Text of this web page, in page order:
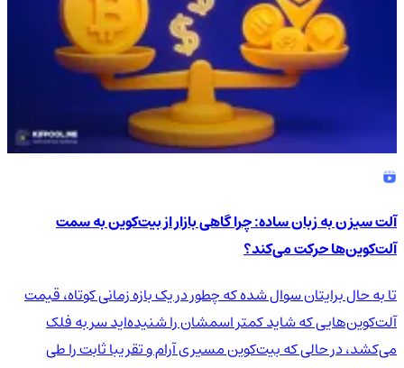
آلت سیزن به زبان ساده: چرا گاهی بازار از بیت‌کوین به سمت
آلت‌کوین‌ها حرکت می‌کند؟
تا به حال برایتان سوال شده که چطور در یک بازه زمانی کوتاه، قیمت
آلت‌کوین‌هایی که شاید کمتر اسمشان را شنیده‌اید سر به فلک
می‌کشد، در حالی که بیت‌کوین مسیری آرام و تقریبا ثابت را طی